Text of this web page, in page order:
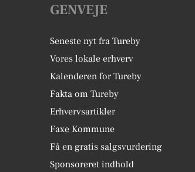
GENVEJE
Seneste nyt fra Tureby
Vores lokale erhverv
Kalenderen for Tureby
Fakta om Tureby
Erhvervsartikler
Faxe Kommune
Få en gratis salgsvurdering
Sponsoreret indhold